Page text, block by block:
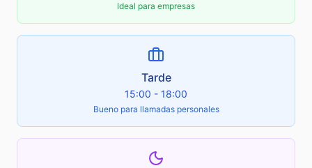
Ideal para empresas
Tarde
15:00 - 18:00
Bueno para llamadas personales